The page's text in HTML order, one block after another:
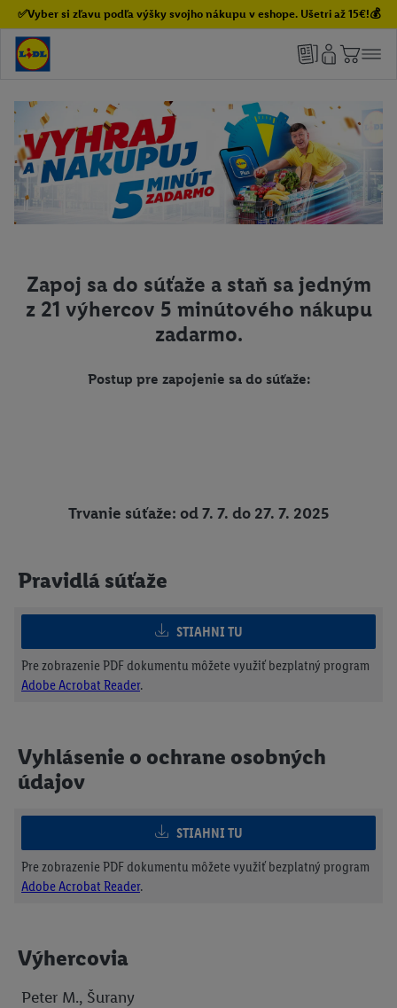
✅Vyber si zľavu podľa výšky svojho nákupu v eshope. Ušetri až 15€!💰
Zapoj sa do súťaže a staň sa jedným
z 21 výhercov 5 minútového nákupu
zadarmo.
Postup pre zapojenie sa do súťaže:
Trvanie súťaže: od 7. 7. do 27. 7. 2025
Pravidlá súťaže
STIAHNI TU
Pre zobrazenie PDF dokumentu môžete využiť bezplatný program
Adobe Acrobat Reader.
Vyhlásenie o ochrane osobných
údajov
STIAHNI TU
Pre zobrazenie PDF dokumentu môžete využiť bezplatný program
Adobe Acrobat Reader.
Výhercovia
Peter M., Šurany